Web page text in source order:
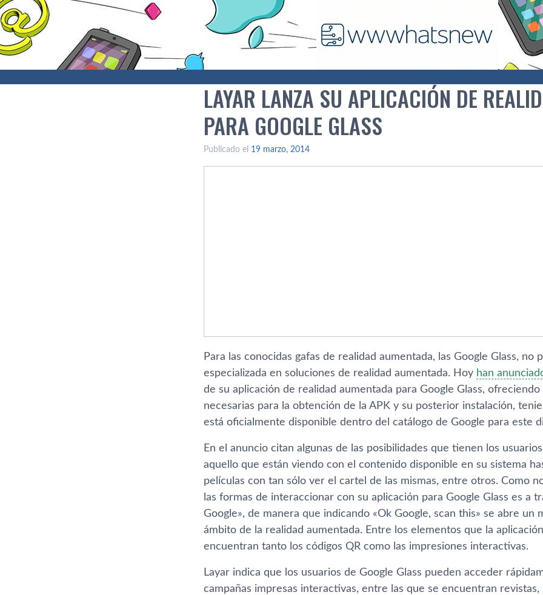
LAYAR LANZA SU APLICACIÓN DE
PARA GOOGLE GLASS
Publicado el 19 marzo, 2014
Para las conocidas gafas de realidad aumentada, las Google Glass, no
especializada en soluciones de realidad aumentada. Hoy han
de su aplicación de realidad aumentada para Google Glass,
necesarias para la obtención de la APK y su posterior instalación,
está oficialmente disponible dentro del catálogo de Google para este
En el anuncio citan algunas de las posibilidades que tienen los
aquello que están viendo con el contenido disponible en su sistema
pelí­culas con tan sólo ver el cartel de las mismas, entre otros. Como
las formas de interaccionar con su aplicación para Google Glass es a
Google», de manera que indicando «Ok Google, scan this» se abre un
ámbito de la realidad aumentada. Entre los elementos que la
encuentran tanto los códigos QR como las impresiones interactivas.
Layar indica que los usuarios de Google Glass pueden acceder
campañas impresas interactivas, entre las que se encuentran